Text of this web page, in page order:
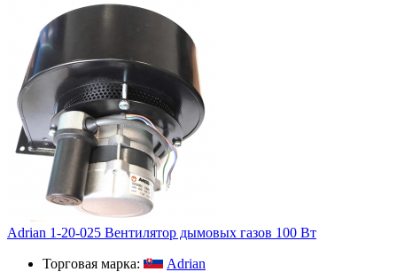
Adrian 1-20-025 Вентилятор дымовых газов 100 Вт
Торговая марка:
Adrian